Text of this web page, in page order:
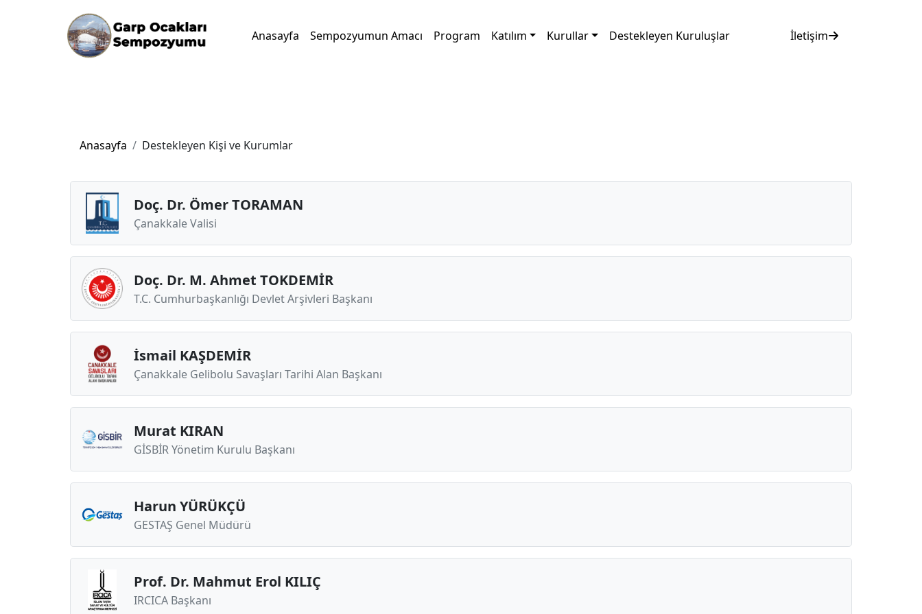
Anasayfa Sempozyumun Amacı Program Katılım Kurullar Destekleyen Kuruluşlar İletişim
Anasayfa Destekleyen Kişi ve Kurumlar
Doç. Dr. Ömer TORAMAN
Çanakkale Valisi
Doç. Dr. M. Ahmet TOKDEMİR
T.C. Cumhurbaşkanlığı Devlet Arşivleri Başkanı
İsmail KAŞDEMİR
Çanakkale Gelibolu Savaşları Tarihi Alan Başkanı
Murat KIRAN
GİSBİR Yönetim Kurulu Başkanı
Harun YÜRÜKÇÜ
GESTAŞ Genel Müdürü
Prof. Dr. Mahmut Erol KILIÇ
IRCICA Başkanı